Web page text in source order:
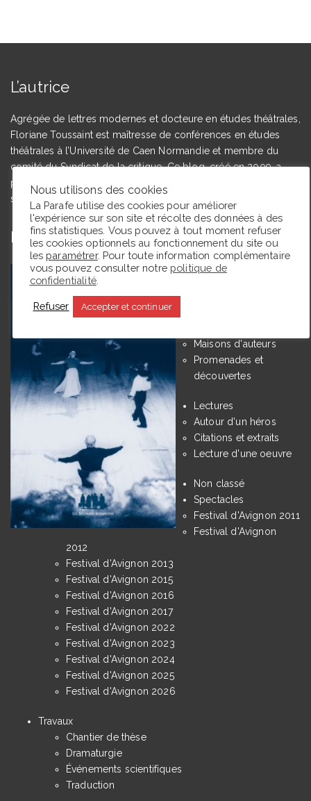
L’autrice
Agrégée de lettres modernes et docteure en études théâtrales,
Floriane Toussaint est maîtresse de conférences en études
théâtrales à l’Université de Caen Normandie et membre du
comité du Syndicat de la critique. Ce blog, créé en 2009, a
pour but de partager des expériences de lectrice et de
spectatrice.
En ce moment La Parafe lit :
Catégories
Maisons d'auteurs
Promenades et
découvertes
Lectures
Autour d'un héros
Citations et extraits
Lecture d'une oeuvre
Non classé
Spectacles
Festival d'Avignon 2011
Festival d'Avignon
2012
Festival d'Avignon 2013
Festival d'Avignon 2015
Festival d'Avignon 2016
Festival d'Avignon 2017
Festival d'Avignon 2022
Festival d'Avignon 2023
Festival d'Avignon 2024
Festival d'Avignon 2025
Festival d'Avignon 2026
Travaux
Chantier de thèse
Dramaturgie
Événements scientifiques
Traduction
Nous utilisons des cookies
La Parafe utilise des cookies pour améliorer
l'expérience sur son site et récolte des données à des
fins statistiques. Vous pouvez à tout moment refuser
les cookies optionnels au fonctionnement du site ou
les paramétrer. Pour toute information complémentaire
vous pouvez consulter notre politique de
confidentialité.
Refuser Accepter et continuer